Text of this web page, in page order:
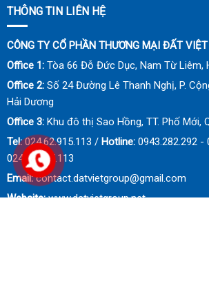
THÔNG TIN LIÊN HỆ
CÔNG TY CỔ PHẦN THƯƠNG MẠI ĐẤT VIỆT
Office 1: Tòa 66 Đỗ Đức Dục, Nam Từ Liêm,
Office 2: Số 24 Đường Lê Thanh Nghị, P.
Hải Dương
Office 3: Khu đô thị Sao Hồng, TT. Phố Mới,
Tel:024.62.915.113 / Hotline: 0943.282.292 -
024.62.915.113
Email:contact.datvietgroup@gmail.com
Website:www.datvietgroup.net